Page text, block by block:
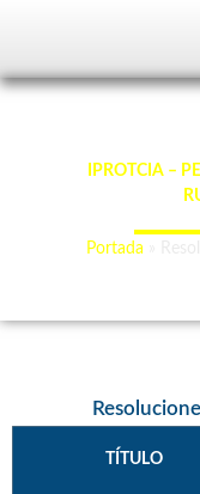
Resoluciones
IPROTCIA –
Portada
TÍTULO